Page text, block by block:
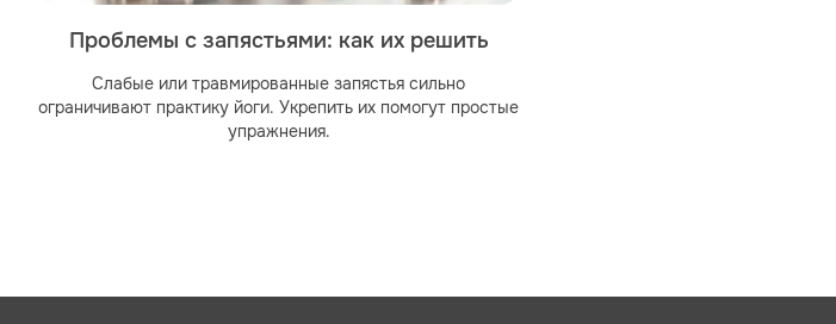
Проблемы с запястьями: как их решить
Слабые или травмированные запястья сильно
ограничивают практику йоги. Укрепить их помогут простые
упражнения.